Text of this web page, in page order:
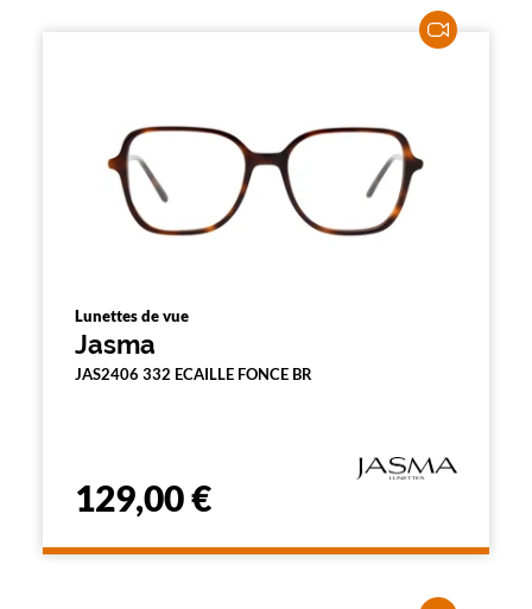
Lunettes de vue
Jasma
JAS2406 332 ECAILLE FONCE BR
129,00 €